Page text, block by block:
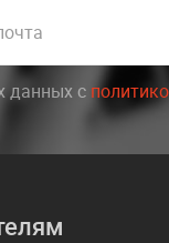
данных c